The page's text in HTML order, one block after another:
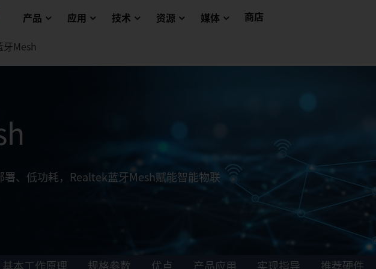
产品 应用 技术 资源 媒体 商店
牙Mesh
署、低功耗，Realtek蓝牙Mesh赋能智能物联